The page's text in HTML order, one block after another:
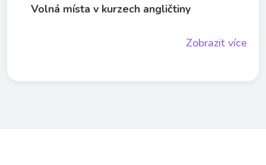
Volná místa v kurzech angličtiny
Zobrazit více